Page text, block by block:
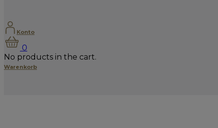
Konto
0
No products in the cart.
Warenkorb